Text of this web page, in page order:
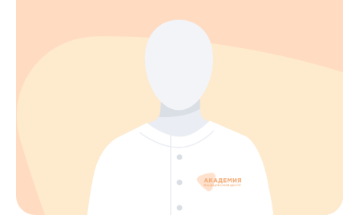
+7 8422 27-05-05
ЗАПИСЬ ОНЛАЙН